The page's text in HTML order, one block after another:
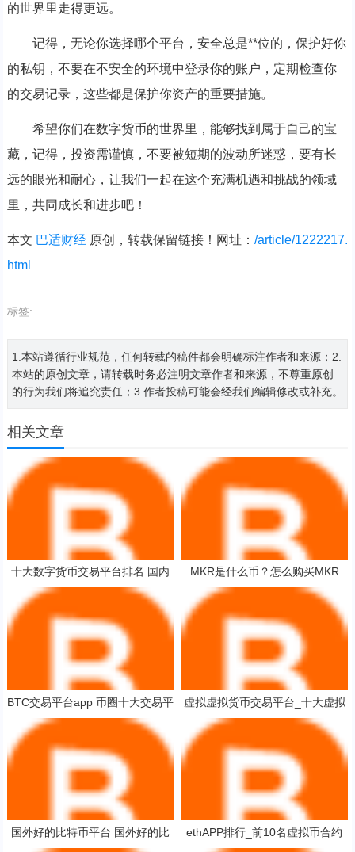
的世界里走得更远。
记得，无论你选择哪个平台，安全总是**位的，保护好你
的私钥，不要在不安全的环境中登录你的账户，定期检查你
的交易记录，这些都是保护你资产的重要措施。
希望你们在数字货币的世界里，能够找到属于自己的宝
藏，记得，投资需谨慎，不要被短期的波动所迷惑，要有长
远的眼光和耐心，让我们一起在这个充满机遇和挑战的领域
里，共同成长和进步吧！
本文 巴适财经原创，转载保留链接！网址： /article/1222217.
html
标签:
1.本站遵循行业规范，任何转载的稿件都会明确标注作者和来源；2.
本站的原创文章，请转载时务必注明文章作者和来源，不尊重原创
的行为我们将追究责任；3.作者投稿可能会经我们编辑修改或补充。
相关文章
十大数字货币交易平台排名 国内
正规币圈交易平台排行
MKR是什么币？怎么购买MKR
币？MKR币官网总量和币种概念
BTC交易平台app 币圈十大交易平
台是那些
虚拟虚拟货币交易平台_十大虚拟
货币交易app软件
国外好的比特币平台 国外好的比
特币平台排名
ethAPP排行_前10名虚拟币合约
榜单